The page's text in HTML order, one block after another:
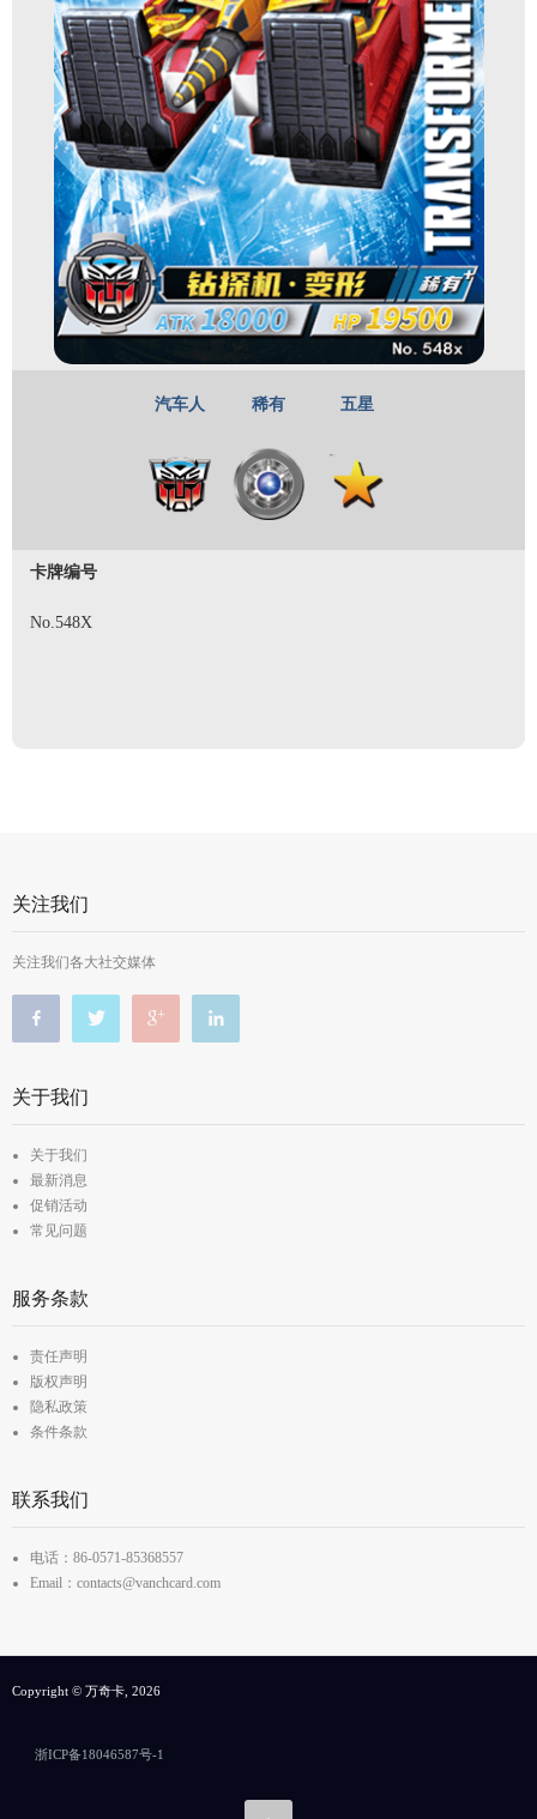
汽车人 稀有 五星
卡牌编号
No.548X
关注我们
关注我们各大社交媒体
关于我们
关于我们
最新消息
促销活动
常见问题
服务条款
责任声明
版权声明
隐私政策
条件条款
联系我们
电话：86-0571-85368557
Email：contacts@vanchcard.com
Copyright © 万奇卡, 2026
浙ICP备18046587号-1